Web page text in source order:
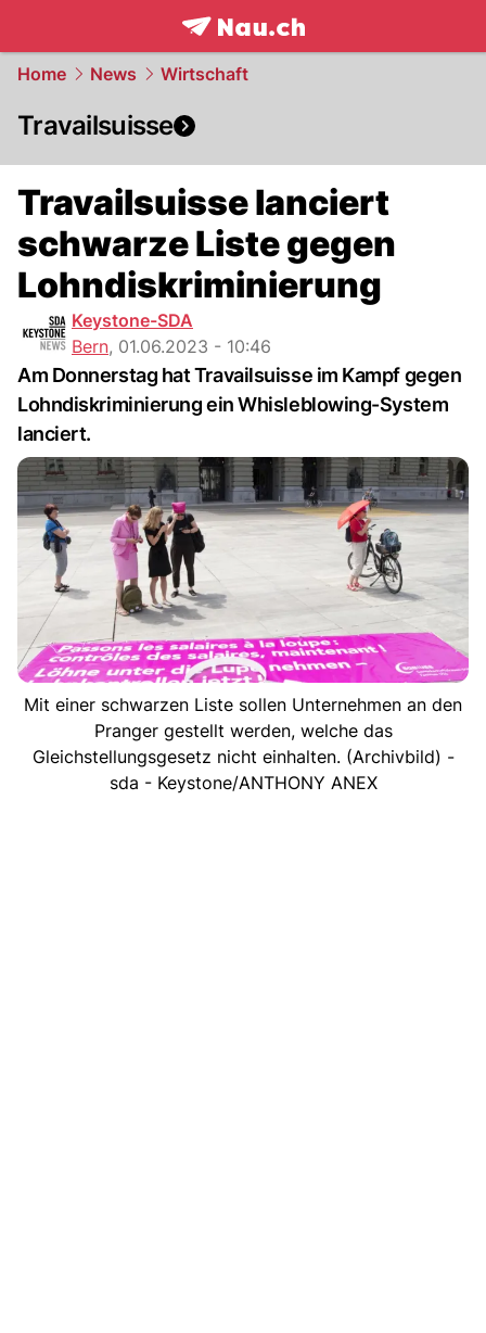
frontpage.NAU.ch
Home News Wirtschaft
Travailsuisse
Travailsuisse lanciert
schwarze Liste gegen
Lohndiskriminierung
Keystone-SDA
Bern, 01.06.2023 - 10:46
Am Donnerstag hat Travailsuisse im Kampf gegen
Lohndiskriminierung ein Whisleblowing-System
lanciert.
Mit einer schwarzen Liste sollen Unternehmen an den
Pranger gestellt werden, welche das
Gleichstellungsgesetz nicht einhalten. (Archivbild) -
sda - Keystone/ANTHONY ANEX